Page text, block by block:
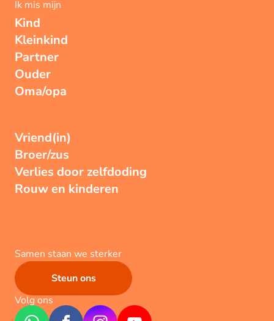
Ik mis mijn
Kind
Kleinkind
Partner
Ouder
Oma/opa
Vriend(in)
Broer/zus
Verlies door zelfdoding
Rouw en kinderen
Samen staan we sterker
Steun ons
Volg ons